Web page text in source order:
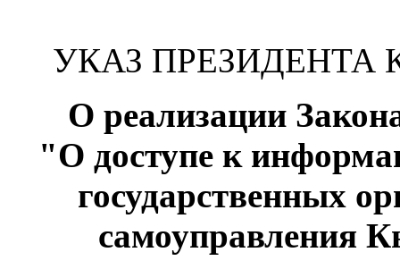
УКАЗ ПРЕЗИДЕНТА
О реализации
"О доступе к
государственных
самоуправления